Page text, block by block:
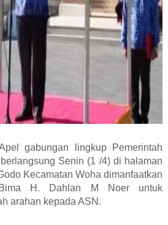
gabungan lingkup Pemerintah
Senin (1 /4) di halaman
Kecamatan Woha dimanfaatkan
H. Dahlan M Noer untuk
arahan kepada ASN.